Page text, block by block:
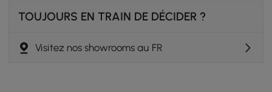
TOUJOURS EN TRAIN DE DÉCIDER ?
Visitez nos showrooms au FR